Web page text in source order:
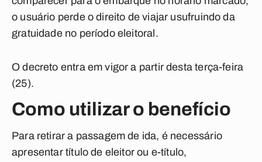
o usuário perde o direito de viajar usufruindo da
gratuidade no período eleitoral.
O decreto entra em vigor a partir desta terça-feira
(25).
Como utilizar o benefício
Para retirar a passagem de ida, é necessário
apresentar título de eleitor ou e-título,